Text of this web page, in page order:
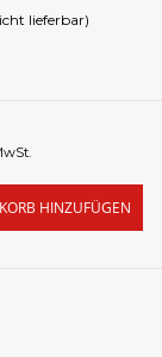
lieferbar)
HINZUFÜGEN